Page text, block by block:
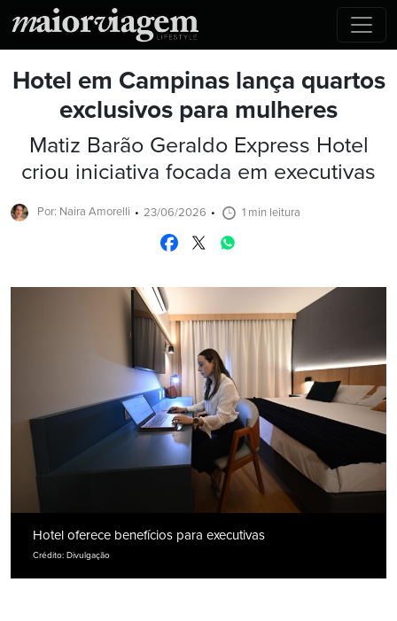
Hotel em Campinas lança quartos
exclusivos para mulheres
Matiz Barão Geraldo Express Hotel
criou iniciativa focada em executivas
Por: Naira Amorelli 23/06/2026 1 min leitura
Hotel oferece benefícios para executivas
Crédito: Divulgação